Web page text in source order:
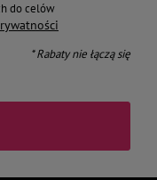
do celów
* Rabaty nie łączą się